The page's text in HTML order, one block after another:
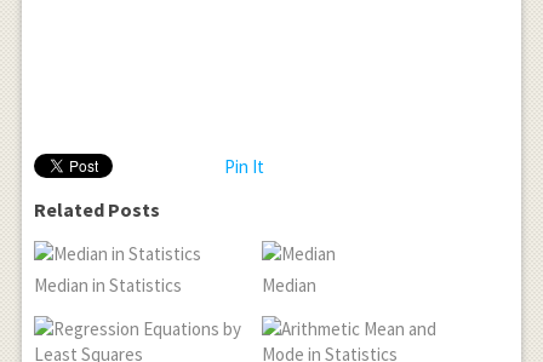
Pin It
Related Posts
Median in Statistics Median